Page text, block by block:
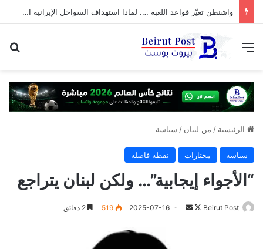
واشنطن تغيّر قواعد اللعبة …. لماذا استهداف السواحل الإيرانية الآن؟
القائمة
الرئيسية / من لبنان / سياسة
سياسة مختارات نقطة فاصلة
“الأجواء إيجابية”… ولكن لبنان يتراجع
Beirut Post
تابعأرسل 2025-07-16
519